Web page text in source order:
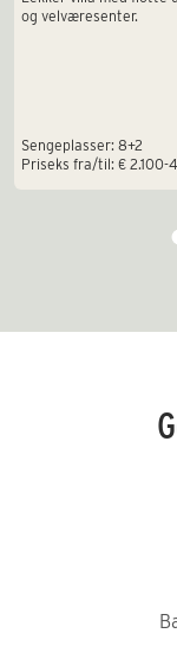
og velværesenter.
Sengeplasser: 8+2
Priseks fra/til: € 2.100-